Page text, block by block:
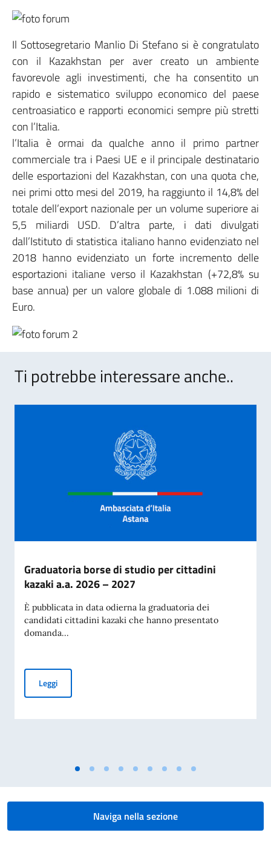
Il Sottosegretario Manlio Di Stefano si è congratulato
con il Kazakhstan per aver creato un ambiente
favorevole agli investimenti, che ha consentito un
rapido e sistematico sviluppo economico del paese
centroasiatico e rapporti economici sempre più stretti
con l’Italia.
l’Italia è ormai da qualche anno il primo partner
commerciale tra i Paesi UE e il principale destinatario
delle esportazioni del Kazakhstan, con una quota che,
nei primi otto mesi del 2019, ha raggiunto il 14,8% del
totale dell’export nazionale per un volume superiore ai
5,5 miliardi USD. D’altra parte, i dati divulgati
dall’Istituto di statistica italiano hanno evidenziato nel
2018 hanno evidenziato un forte incremento delle
esportazioni italiane verso il Kazakhstan (+72,8% su
base annua) per un valore globale di 1.088 milioni di
Euro.
Ti potrebbe interessare anche..
Graduatoria borse di studio per cittadini
kazaki a.a. 2026 – 2027
È pubblicata in data odierna la graduatoria dei
candidati cittadini kazaki che hanno presentato
domanda...
LeggiGraduatoria borse di studio per cittadini kazaki a.a. 2026 –
Naviga nella sezione